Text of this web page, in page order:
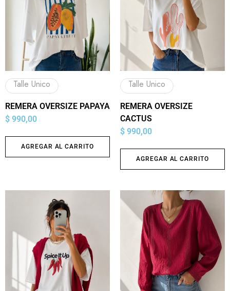
Talle Unico
REMERA OVERSIZE PAPAYA
$ 990,00
AGREGAR AL CARRITO
Talle Unico
REMERA OVERSIZE
CACTUS
$ 990,00
AGREGAR AL CARRITO